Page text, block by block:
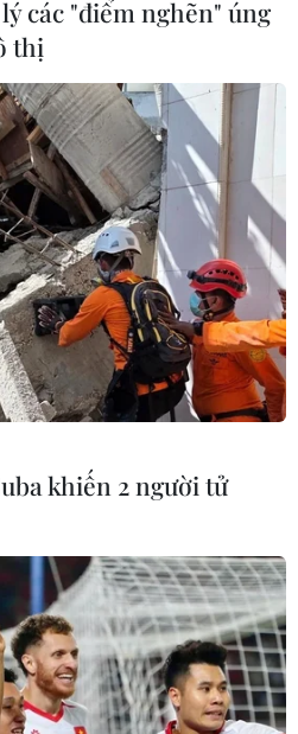
chạm 1.949,09 USD/ounce
kể từ tháng 4/2022. Giá
0,2% lên 1.946,30
các "điểm nghẽn" úng
thị
khiến 2 người tử